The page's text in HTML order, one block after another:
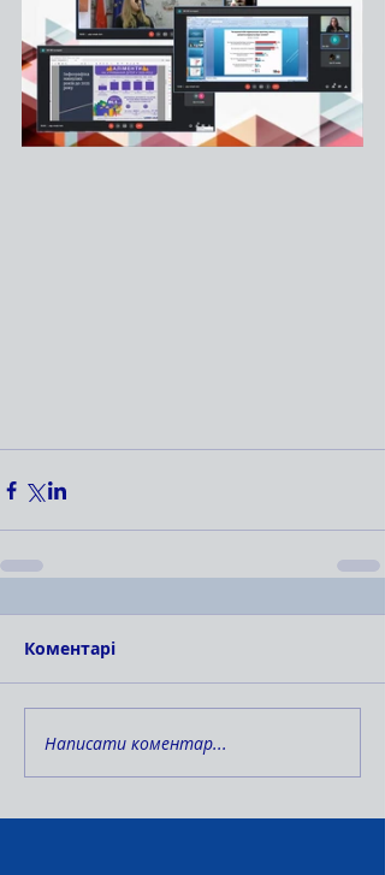
Коментарі
Написати коментар...